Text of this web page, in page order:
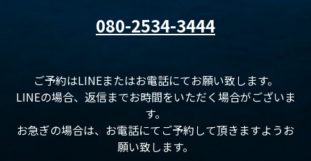
080-2534-3444
ご予約はLINEまたはお電話にてお願い致します。
LINEの場合、返信までお時間をいただく場合がございま
す。
お急ぎの場合は、お電話にてご予約して頂きますようお
願い致します。